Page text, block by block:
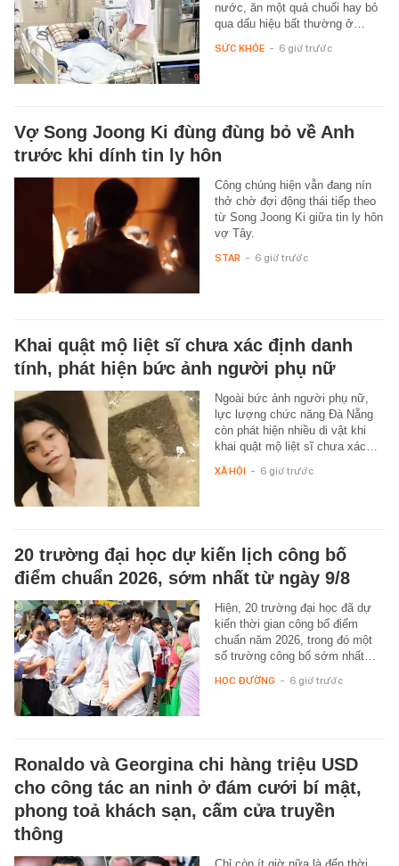
nước, ăn một quả chuối hay bỏ
qua dấu hiệu bất thường ở…
SỨC KHỎE - 6 giờ trước
Vợ Song Joong Ki đùng đùng bỏ về Anh
trước khi dính tin ly hôn
Công chúng hiện vẫn đang nín
thở chờ đợi động thái tiếp theo
từ Song Joong Ki giữa tin ly hôn
vợ Tây.
STAR - 6 giờ trước
Khai quật mộ liệt sĩ chưa xác định danh
tính, phát hiện bức ảnh người phụ nữ
Ngoài bức ảnh người phụ nữ,
lực lượng chức năng Đà Nẵng
còn phát hiện nhiều di vật khi
khai quật mộ liệt sĩ chưa xác…
XÃ HỘI - 6 giờ trước
20 trường đại học dự kiến lịch công bố
điểm chuẩn 2026, sớm nhất từ ngày 9/8
Hiện, 20 trường đại học đã dự
kiến thời gian công bố điểm
chuẩn năm 2026, trong đó một
số trường công bố sớm nhất…
HỌC ĐƯỜNG - 6 giờ trước
Ronaldo và Georgina chi hàng triệu USD
cho công tác an ninh ở đám cưới bí mật,
phong toả khách sạn, cấm cửa truyền
thông